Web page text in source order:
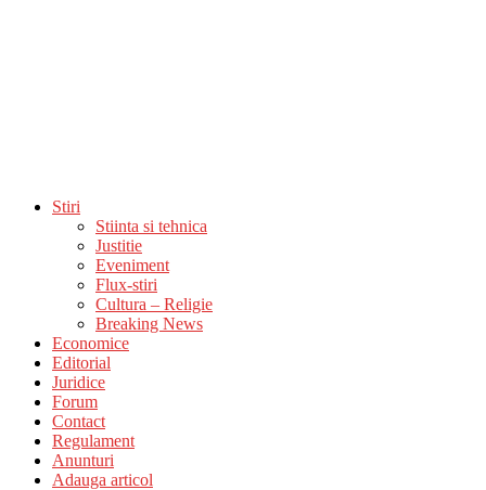
Stiri
Stiinta si tehnica
Justitie
Eveniment
Flux-stiri
Cultura – Religie
Breaking News
Economice
Editorial
Juridice
Forum
Contact
Regulament
Anunturi
Adauga articol